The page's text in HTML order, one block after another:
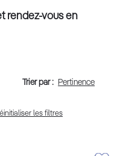
rendez-vous en
Trier par :
les filtres